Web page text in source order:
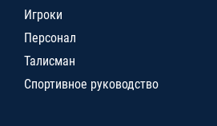
Игроки
Персонал
Талисман
Спортивное руководство